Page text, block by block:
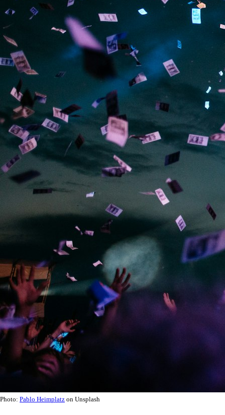
Photo: Pablo Heimplatz on Unsplash